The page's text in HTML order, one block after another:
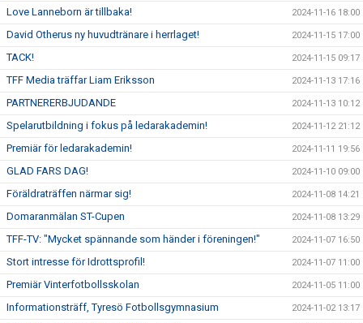
Love Lanneborn är tillbaka! 2024-11-16 18:00
David Otherus ny huvudtränare i herrlaget! 2024-11-15 17:00
TACK! 2024-11-15 09:17
TFF Media träffar Liam Eriksson 2024-11-13 17:16
PARTNERERBJUDANDE 2024-11-13 10:12
Spelarutbildning i fokus på ledarakademin! 2024-11-12 21:12
Premiär för ledarakademin! 2024-11-11 19:56
GLAD FARS DAG! 2024-11-10 09:00
Föräldraträffen närmar sig! 2024-11-08 14:21
Domaranmälan ST-Cupen 2024-11-08 13:29
TFF-TV: "Mycket spännande som händer i föreningen!" 2024-11-07 16:50
Stort intresse för Idrottsprofil! 2024-11-07 11:00
Premiär Vinterfotbollsskolan 2024-11-05 11:00
Informationsträff, Tyresö Fotbollsgymnasium 2024-11-02 13:17